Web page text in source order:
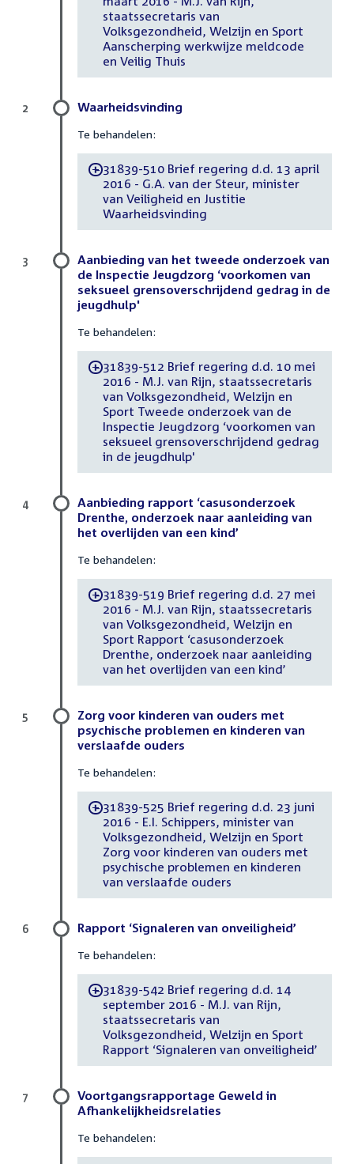
staatssecretaris van
Volksgezondheid, Welzijn en Sport
Aanscherping werkwijze meldcode
en Veilig Thuis
Waarheidsvinding
Te behandelen:
-31839-510 Brief regering d.d. 13 april
2016 - G.A. van der Steur, minister
van Veiligheid en Justitie
Waarheidsvinding
2
Aanbieding van het tweede onderzoek van
de Inspectie Jeugdzorg ‘voorkomen van
seksueel grensoverschrijdend gedrag in de
jeugdhulp'
Te behandelen:
-31839-512 Brief regering d.d. 10 mei
2016 - M.J. van Rijn, staatssecretaris
van Volksgezondheid, Welzijn en
Sport Tweede onderzoek van de
Inspectie Jeugdzorg ‘voorkomen van
seksueel grensoverschrijdend gedrag
in de jeugdhulp'
3
Aanbieding rapport ‘casusonderzoek
Drenthe, onderzoek naar aanleiding van
het overlijden van een kind’
Te behandelen:
-31839-519 Brief regering d.d. 27 mei
2016 - M.J. van Rijn, staatssecretaris
van Volksgezondheid, Welzijn en
Sport Rapport ‘casusonderzoek
Drenthe, onderzoek naar aanleiding
van het overlijden van een kind’
4
Zorg voor kinderen van ouders met
psychische problemen en kinderen van
verslaafde ouders
Te behandelen:
-31839-525 Brief regering d.d. 23 juni
2016 - E.I. Schippers, minister van
Volksgezondheid, Welzijn en Sport
Zorg voor kinderen van ouders met
psychische problemen en kinderen
van verslaafde ouders
5
Rapport ‘Signaleren van onveiligheid’
Te behandelen:
-31839-542 Brief regering d.d. 14
september 2016 - M.J. van Rijn,
staatssecretaris van
Volksgezondheid, Welzijn en Sport
Rapport ‘Signaleren van onveiligheid’
6
Voortgangsrapportage Geweld in
Afhankelijkheidsrelaties
Te behandelen:
7